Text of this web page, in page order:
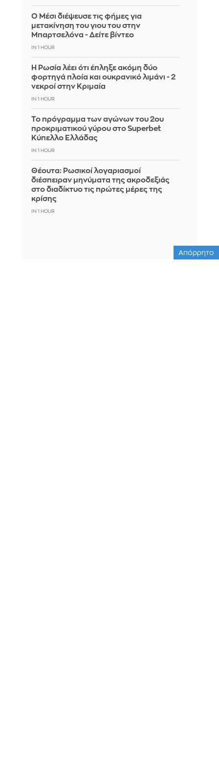
Ο Μέσι διέψευσε τις φήμες για
μετακίνηση του γιου του στην
Μπαρτσελόνα - Δείτε βίντεο
IN 1 HOUR
Η Ρωσία λέει ότι έπληξε ακόμη δύο
φορτηγά πλοία και ουκρανικό λιμάνι - 2
νεκροί στην Κριμαία
IN 1 HOUR
Το πρόγραμμα των αγώνων του 2ου
προκριματικού γύρου στο Superbet
Κύπελλο Ελλάδας
IN 1 HOUR
Θέουτα: Ρωσικοί λογαριασμοί
διέσπειραν μηνύματα της ακροδεξιάς
στο διαδίκτυο τις πρώτες μέρες της
κρίσης
IN 1 HOUR
Απόρρητο